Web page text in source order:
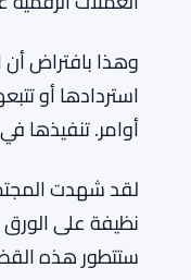
استعادة
السرقة،
العملات